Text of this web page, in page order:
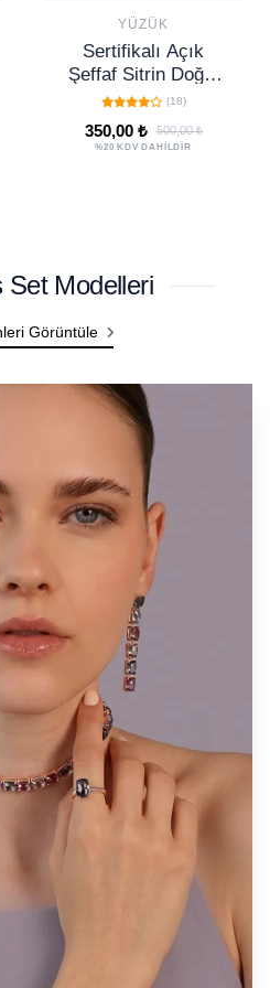
YÜZÜK
Sertifikalı Beyaz
Amazonit Doğal Taş
Ayarlanabilir Yüzük
– Huzur ve Denge
Taşı
(0)
300,00 ₺ 500,00 ₺
%20 KDV DAHİLDİR
Set Modelleri
Görüntüle